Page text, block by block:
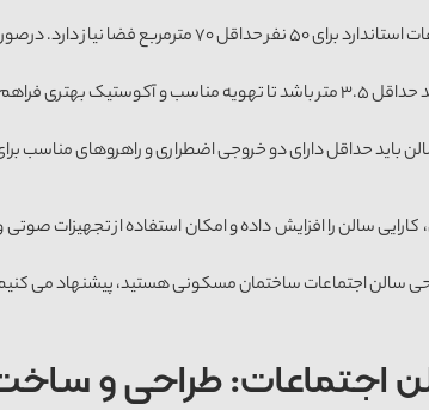
درصورتی‌که ظرفیت سالن بیشتر باشد، باید نسبت به متراژ افزایش یابد.
آکوستیک بهتری فراهم شود.
باید حداقل دارای دو خروجی اضطراری و راهروهای مناسب
سالن را افزایش داده و امکان استفاده از تجهیزات
سالن اجتماعات ساختمان مسکونی هستید، پیشنهاد می
اجتماعات: طراحی و